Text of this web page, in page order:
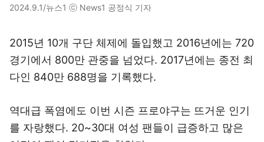
2024.9.1/뉴스1 ⓒ News1 공정식 기자
2015년 10개 구단 체제에 돌입했고 2016년에는 720
경기에서 800만 관중을 넘었다. 2017년에는 종전 최
다인 840만 688명을 기록했다.
역대급 폭염에도 이번 시즌 프로야구는 뜨거운 인기
를 자랑했다. 20~30대 여성 팬들이 급증하고 많은